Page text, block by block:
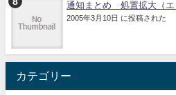
通知まとめ 処置拡大（エ
2005年3月10日 に投稿された
カテゴリー